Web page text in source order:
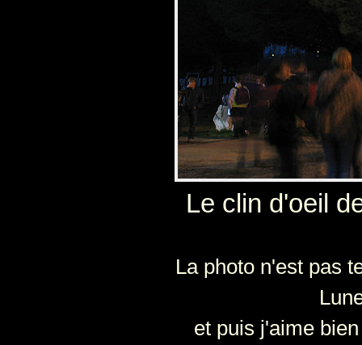
Le clin d'oeil
La photo n'est pas
et puis j'aime